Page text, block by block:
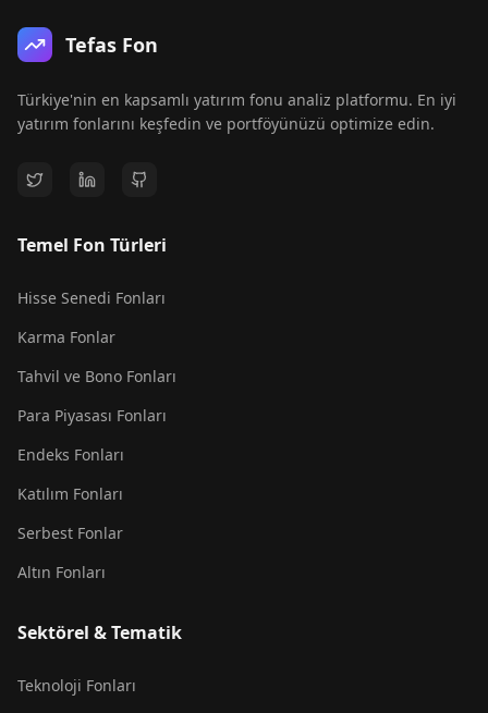
Tefas Fon
Türkiye'nin en kapsamlı yatırım fonu analiz platformu. En iyi
yatırım fonlarını keşfedin ve portföyünüzü optimize edin.
Temel Fon Türleri
Hisse Senedi Fonları
Karma Fonlar
Tahvil ve Bono Fonları
Para Piyasası Fonları
Endeks Fonları
Katılım Fonları
Serbest Fonlar
Altın Fonları
Sektörel & Tematik
Teknoloji Fonları